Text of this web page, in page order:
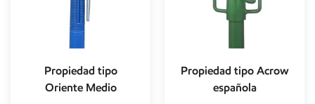
Propiedad tipo
Oriente Medio
Propiedad tipo Acrow
española